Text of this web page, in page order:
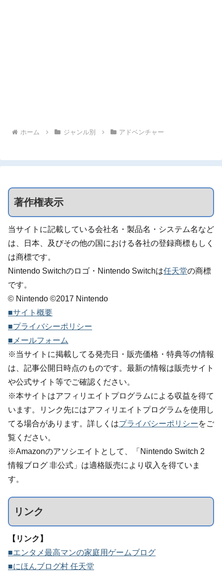
ホーム ジャンル別 アドベンチャー
著作権表示
当サイトに記載している会社名・製品名・システム名など
は、日本、及びその他の国における各社の登録商標もしく
は商標です。
Nintendo Switchのロゴ・Nintendo Switchは任天堂の商標
です。
© Nintendo ©2017 Nintendo
■サイト概要
■プライバシーポリシー
■メールフォーム
※当サイトに掲載してる発売日・販売価格・特典等の情報
は、記事公開日時点のものです。最新の情報は販売サイト
や公式サイト等でご確認ください。
※本サイトはアフィリエイトプログラムによる収益を得て
います。リンク先にはアフィリエイトプログラムを使用し
てる場合があります。詳しくはプライバシーポリシーをご
覧ください。
※Amazonのアソシエイトとして、「Nintendo Switch 2
情報ブログ 非公式」は適格販売により収入を得ていま
す。
リンク
【リンク】
■エンタメ最高マンの家庭用ゲームブログ
■にほんブログ村 任天堂